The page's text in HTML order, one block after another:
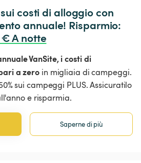
costi di alloggio con
annuale! Risparmio:
€ A notte
VanSite, i costi di
a zero in migliaia di campeggi.
sui campeggi PLUS. Assicuratilo
e risparmia.
Saperne di più